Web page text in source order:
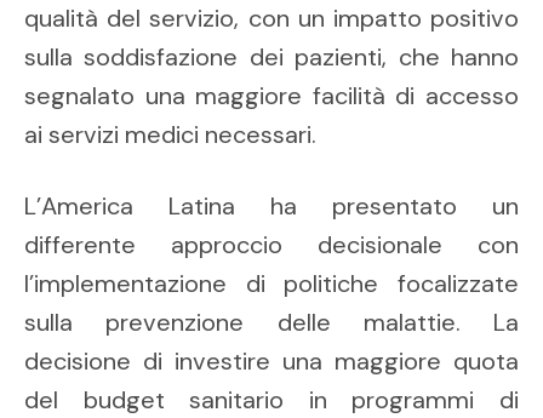
qualità del servizio, con un impatto positivo
sulla soddisfazione dei pazienti, che hanno
segnalato una maggiore facilità di accesso
ai servizi medici necessari.
L’America Latina ha presentato un
differente approccio decisionale con
l’implementazione di politiche focalizzate
sulla prevenzione delle malattie. La
decisione di investire una maggiore quota
del budget sanitario in programmi di